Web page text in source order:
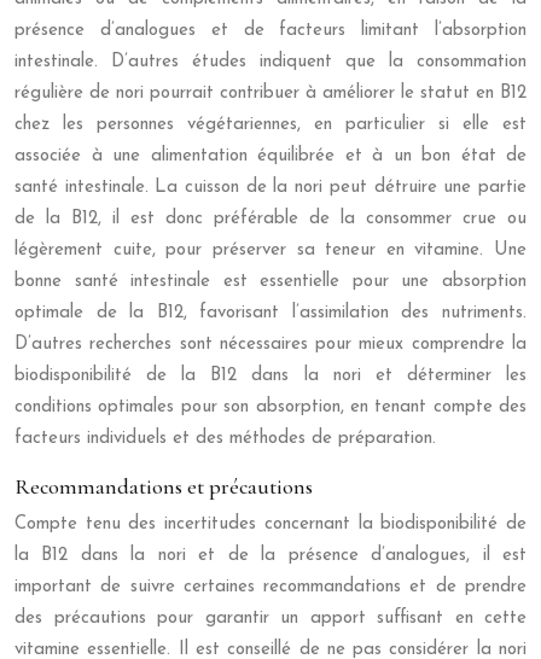
présence d’analogues et de facteurs limitant l’absorption
intestinale. D’autres études indiquent que la consommation
régulière de nori pourrait contribuer à améliorer le statut en B12
chez les personnes végétariennes, en particulier si elle est
associée à une alimentation équilibrée et à un bon état de
santé intestinale. La cuisson de la nori peut détruire une partie
de la B12, il est donc préférable de la consommer crue ou
légèrement cuite, pour préserver sa teneur en vitamine. Une
bonne santé intestinale est essentielle pour une absorption
optimale de la B12, favorisant l’assimilation des nutriments.
D’autres recherches sont nécessaires pour mieux comprendre la
biodisponibilité de la B12 dans la nori et déterminer les
conditions optimales pour son absorption, en tenant compte des
facteurs individuels et des méthodes de préparation.
Recommandations et précautions
Compte tenu des incertitudes concernant la biodisponibilité de
la B12 dans la nori et de la présence d’analogues, il est
important de suivre certaines recommandations et de prendre
des précautions pour garantir un apport suffisant en cette
vitamine essentielle. Il est conseillé de ne pas considérer la nori